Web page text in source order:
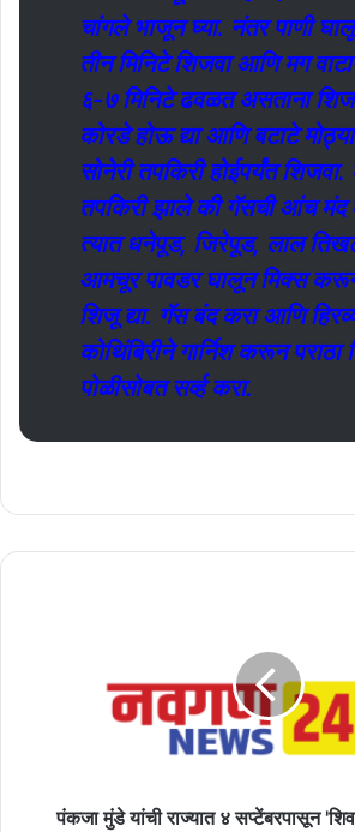
चांगले भाजून घ्या. नंतर पाणी
तीन मिनिटे शिजवा आणि मग
६-७ मिनिटे ढवळत असताना
कोरडे होऊ द्या आणि बटाटे
सोनेरी तपकिरी होईपर्यंत शिजवा.
तपकिरी झाले की गॅसची आंच मंद
त्यात धनेपूड, जिरेपूड, लाल
आमचूर पावडर घालून मिक्स करून
शिजू द्या. गॅस बंद करा आणि
कोथिंबिरीने गार्निश करून पराठा
पोळीसोबत सर्व्ह करा.
पंकजा मुंडे यांची राज्यात ४ सप्टेंबरपासून